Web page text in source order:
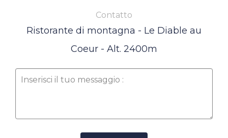
Contatto
Ristorante di montagna - Le Diable au
Coeur - Alt. 2400m